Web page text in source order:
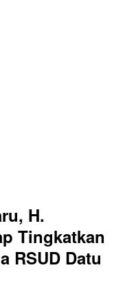
H.
Tingkatkan
RSUD Datu